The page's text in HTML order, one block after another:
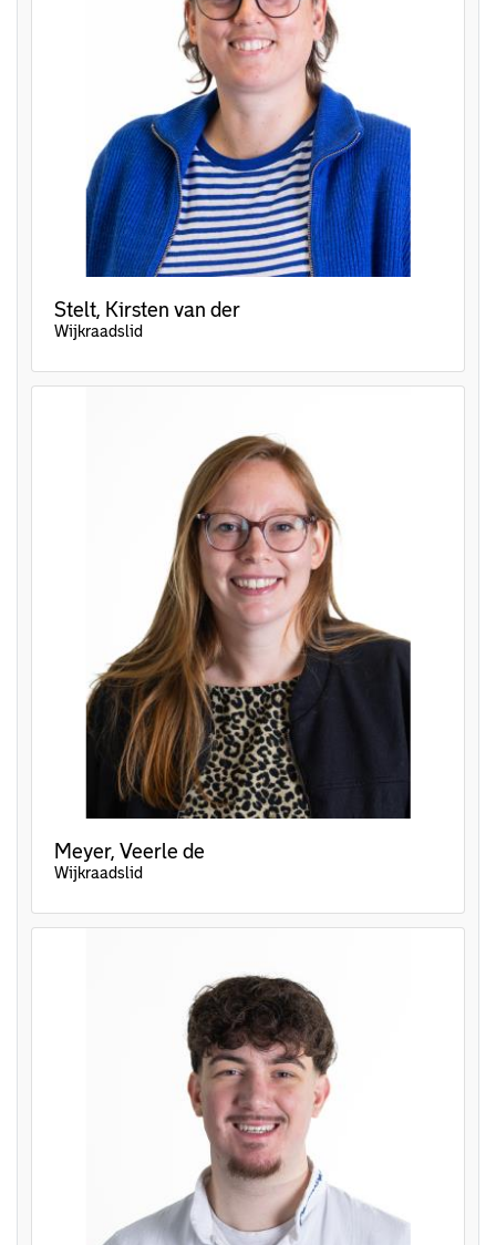
Stelt, Kirsten van der
Wijkraadslid
Meyer, Veerle de
Wijkraadslid